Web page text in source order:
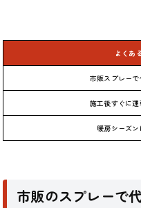
よくあ
市販スプレー
施工後すぐに
暖房シーズ
市販のスプレーで